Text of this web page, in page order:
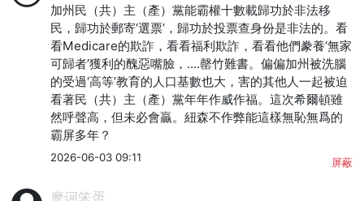
加州民（共）主（產）黨能霸權十數載歸功於非法移
民，歸功於郵寄‘選票’，歸功於投票查身份是非法的。看
看Medicare的欺詐，看看福利欺詐，看看他們豢養‘無家
可歸者’獲利的醜惡嘴臉，....罄竹難書。偏偏加州被洗腦
的受過‘高等’教育的人口基數也大，害的其他人一起被迫
看著民（共）主（產）黨年年作威作福。這次希爾頓雖
然呼聲高，但未必會贏。紐森不作弊能這樣無恥無爲的
霸屏多年？
2026-06-03 09:11 屏蔽